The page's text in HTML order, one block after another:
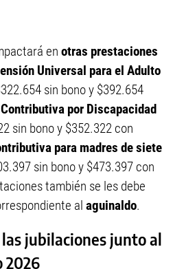
en otras prestaciones
Universal para el Adulto
sin bono y $392.654
por Discapacidad
sin bono y $352.322 con
para madres de siete
sin bono y $473.397 con
también se les debe
al aguinaldo.
jubilaciones junto al
2026